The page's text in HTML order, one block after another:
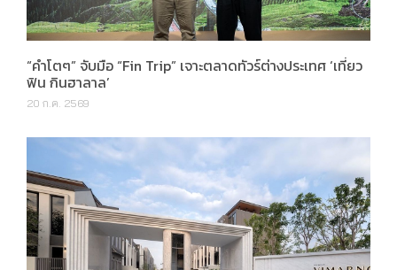
“คำโตๆ” จับมือ “Fin Trip” เจาะตลาดทัวร์ต่างประเทศ ‘เที่ยว
ฟิน กินฮาลาล’
20 ก.ค. 2569